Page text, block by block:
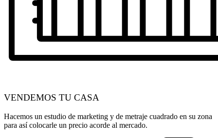
VENDEMOS TU CASA
Hacemos un estudio de marketing y de metraje cuadrado en su zona
para así colocarle un precio acorde al mercado.